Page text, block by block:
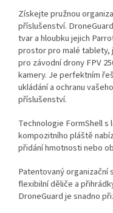
Získejte pružnou
příslušenství.
tvar a hloubku jejich
prostor pro malé tablety,
pro závodní drony FPV
kamery. Je perfektním
ukládání a ochranu
příslušenství.
Technologie FormShell
kompozitního pláště
přidání hmotnosti nebo
Patentovaný
flexibilní děliče a
DroneGuard je snadno